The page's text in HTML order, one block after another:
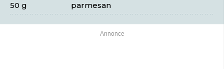
parmesan
50 g